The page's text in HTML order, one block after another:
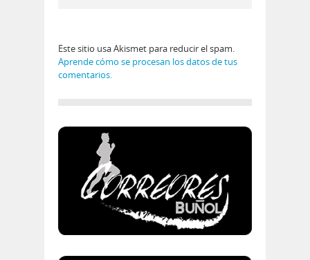
Este sitio usa Akismet para reducir el spam.
Aprende cómo se procesan los datos de tus
comentarios.